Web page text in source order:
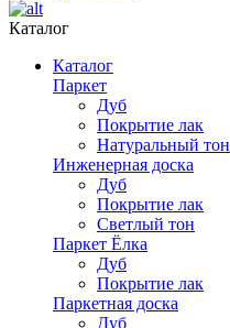
Каталог
Каталог
Паркет
Дуб
Покрытие лак
Натуральный тон
Инженерная доска
Дуб
Покрытие лак
Светлый тон
Паркет Ёлка
Дуб
Покрытие лак
Паркетная доска
Дуб